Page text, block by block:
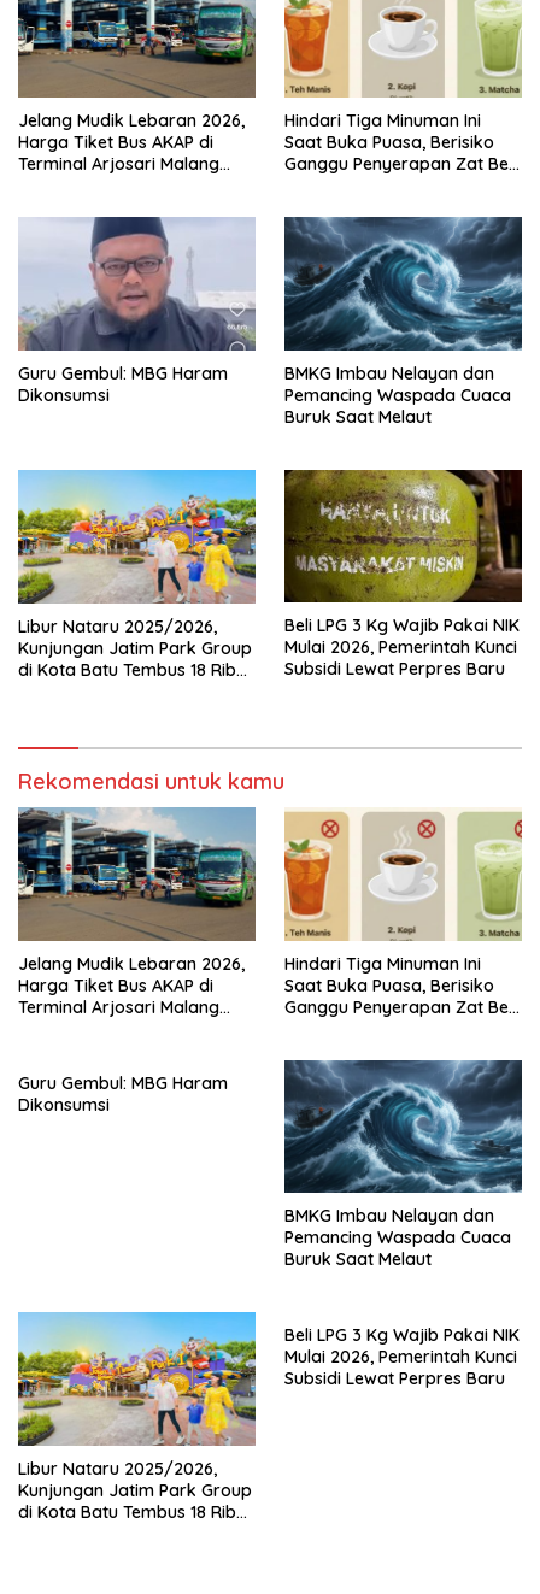
Jelang Mudik Lebaran 2026,
Harga Tiket Bus AKAP di
Terminal Arjosari Malang
Hindari Tiga Minuman Ini
Saat Buka Puasa, Berisiko
Ganggu Penyerapan Zat Besi
Guru Gembul: MBG Haram
Dikonsumsi
BMKG Imbau Nelayan dan
Pemancing Waspada Cuaca
Buruk Saat Melaut
Libur Nataru 2025/2026,
Kunjungan Jatim Park Group
di Kota Batu Tembus 18 Ribu
Beli LPG 3 Kg Wajib Pakai NIK
Mulai 2026, Pemerintah Kunci
Subsidi Lewat Perpres Baru
Rekomendasi untuk kamu
Jelang Mudik Lebaran 2026,
Harga Tiket Bus AKAP di
Terminal Arjosari Malang
Hindari Tiga Minuman Ini
Saat Buka Puasa, Berisiko
Ganggu Penyerapan Zat Besi
Guru Gembul: MBG Haram
Dikonsumsi
BMKG Imbau Nelayan dan
Pemancing Waspada Cuaca
Buruk Saat Melaut
Libur Nataru 2025/2026,
Kunjungan Jatim Park Group
di Kota Batu Tembus 18 Ribu
Beli LPG 3 Kg Wajib Pakai NIK
Mulai 2026, Pemerintah Kunci
Subsidi Lewat Perpres Baru